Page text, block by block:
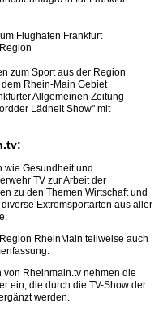
Flughafen Frankfurt
zum Sport aus der Region
Rhein-Main Gebiet
Allgemeinen Zeitung
Lädneit Show" mit
wie Gesundheit und
TV zur Arbeit der
zu den Themen Wirtschaft und
Extremsportarten aus aller
RheinMain teilweise auch
Rheinmain.tv nehmen die
ein, die durch die TV-Show der
werden.